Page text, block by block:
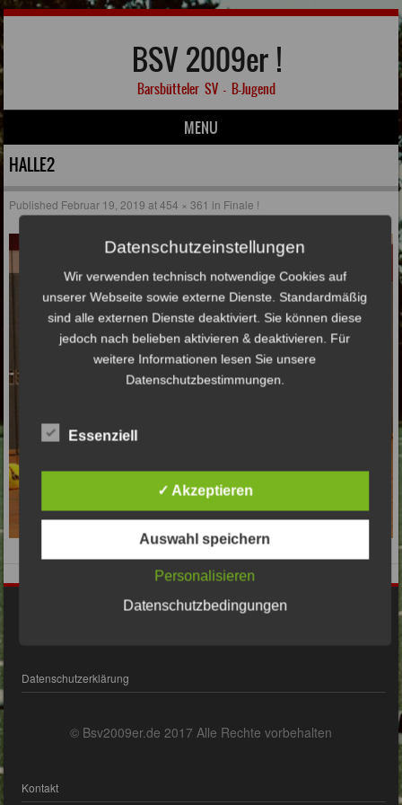
BSV 2009er !
Barsbütteler SV – B-Jugend
MENU
Skip to content
HALLE2
Published Februar 19, 2019 at454 × 361 in Finale !
Datenschutzerklärung
© Bsv2009er.de 2017 Alle Rechte vorbehalten
Kontakt
Datenschutzeinstellungen
Wir verwenden technisch notwendige Cookies auf
unserer Webseite sowie externe Dienste. Standardmäßig
sind alle externen Dienste deaktiviert. Sie können diese
jedoch nach belieben aktivieren & deaktivieren. Für
weitere Informationen lesen Sie unsere
Datenschutzbestimmungen.
Essenziell
✓ Akzeptieren
Auswahl speichern
Personalisieren
Datenschutzbedingungen